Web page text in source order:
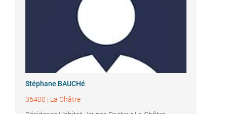
Stéphane BAUCHé
36400 | La Châtre